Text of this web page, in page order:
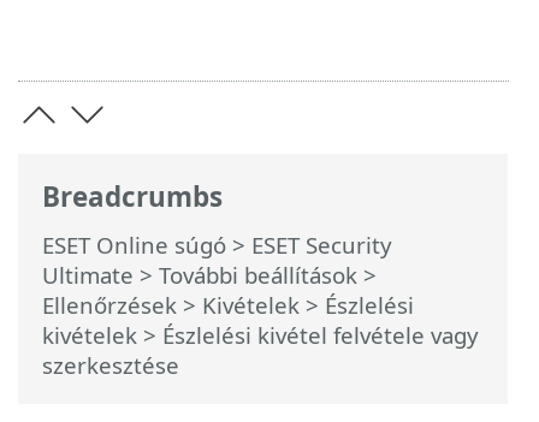
Breadcrumbs
ESET Online súgó > ESET Security
Ultimate > További beállítások >
Ellenőrzések > Kivételek > Észlelési
kivételek > Észlelési kivétel felvétele vagy
szerkesztése